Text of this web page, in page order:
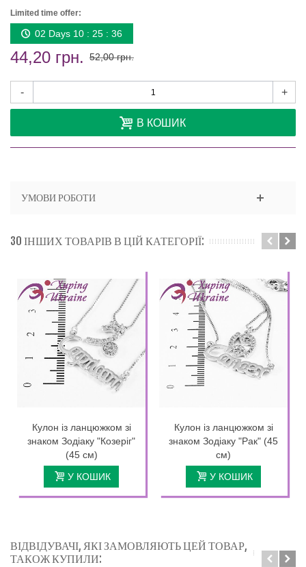
Limited time offer:
02 Days 10 : 25 : 36
44,20 грн. 52,00 грн.
- +
В КОШИК
УМОВИ РОБОТИ
30 ІНШИХ ТОВАРІВ В ЦІЙ КАТЕГОРІЇ:
Кулон із ланцюжком зі
знаком Зодіаку "Козеріг"
(45 см)
У КОШИК
Кулон із ланцюжком зі
знаком Зодіаку "Рак" (45
см)
У КОШИК
ВІДВІДУВАЧІ, ЯКІ ЗАМОВЛЯЮТЬ ЦЕЙ ТОВАР,
ТАКОЖ КУПИЛИ: